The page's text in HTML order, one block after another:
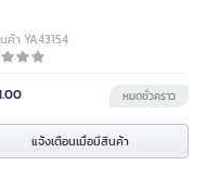
ค้า YA43154
หมดชั่วคราว
แจ้งเตือนเมื่อมีสินค้า